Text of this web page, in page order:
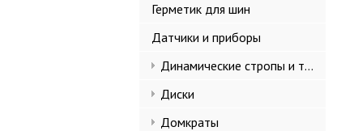
Герметик для шин
Датчики и приборы
Динамические стропы и такелаж
Диски
Домкраты